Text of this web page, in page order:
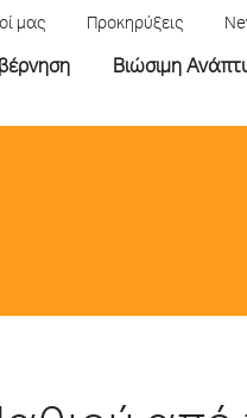
μας Προκηρύξεις
Βιώσιμη